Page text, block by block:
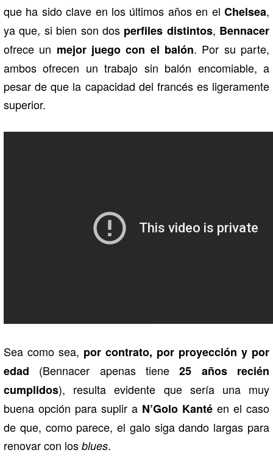
que ha sido clave en los últimos años en el Chelsea,
ya que, si bien son dos perfiles distintos, Bennacer
ofrece un mejor juego con el balón. Por su parte,
ambos ofrecen un trabajo sin balón encomiable, a
pesar de que la capacidad del francés es ligeramente
superior.
Sea como sea, por contrato, por proyección y por
edad (Bennacer apenas tiene25 años recién
cumplidos), resulta evidente que sería una muy
buena opción para suplir a N’Golo Kanté en el caso
de que, como parece, el galo siga dando largas para
renovar con los blues.